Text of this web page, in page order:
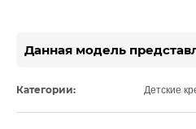
Данная модель
Категории: Детские